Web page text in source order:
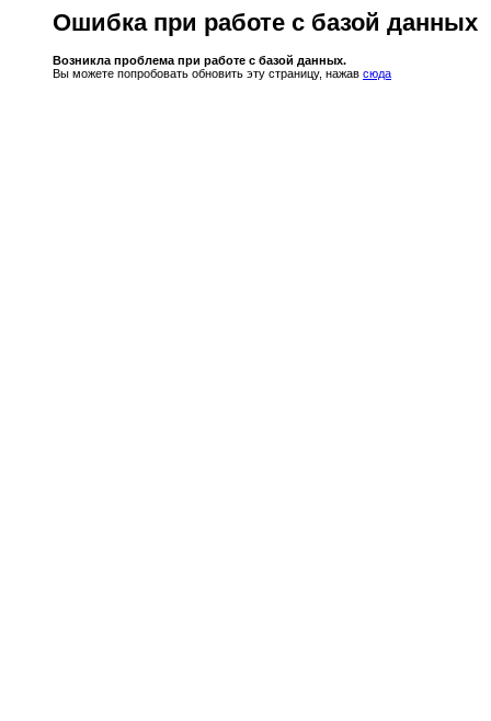
Ошибка при работе с базой данных
Возникла проблема при работе с базой данных.
Вы можете попробовать обновить эту страницу, нажав сюда